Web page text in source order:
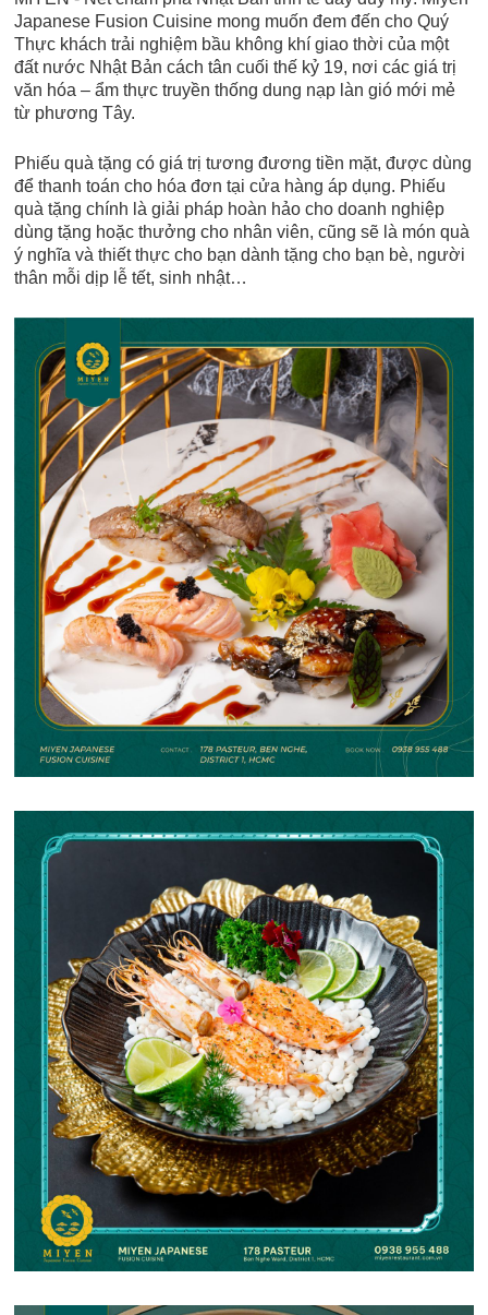
Japanese Fusion Cuisine mong muốn đem đến cho Quý
Thực khách trải nghiệm bầu không khí giao thời của một
đất nước Nhật Bản cách tân cuối thế kỷ 19, nơi các giá trị
văn hóa – ẩm thực truyền thống dung nạp làn gió mới mẻ
từ phương Tây.
Phiếu quà tặng có giá trị tương đương tiền mặt, được dùng
để thanh toán cho hóa đơn tại cửa hàng áp dụng. Phiếu
quà tặng chính là giải pháp hoàn hảo cho doanh nghiệp
dùng tặng hoặc thưởng cho nhân viên, cũng sẽ là món quà
ý nghĩa và thiết thực cho bạn dành tặng cho bạn bè, người
thân mỗi dịp lễ tết, sinh nhật…